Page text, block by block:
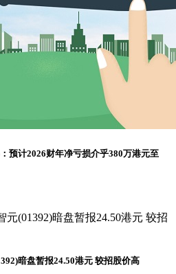
预计2026财年净亏损介乎380万港元至
暗盘暂报24.50港元 较招股价高